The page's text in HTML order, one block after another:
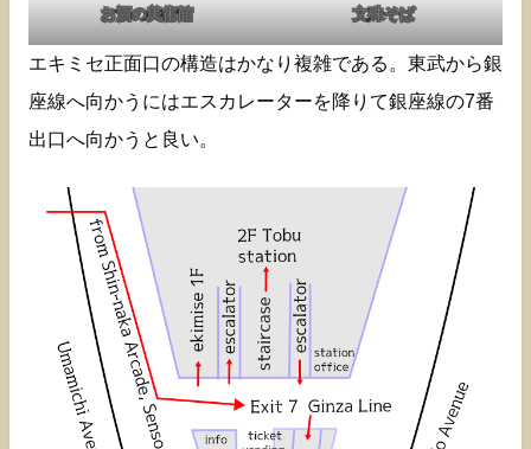
お酒の美術館 文殊そば
エキミセ正面口の構造はかなり複雑である。東武から銀
座線へ向かうにはエスカレーターを降りて銀座線の7番
出口へ向かうと良い。